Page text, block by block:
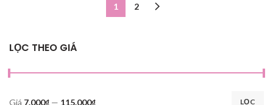
1 2
LỌC THEO GIÁ
LỌC
Giá 7.000₫ — 115.000₫